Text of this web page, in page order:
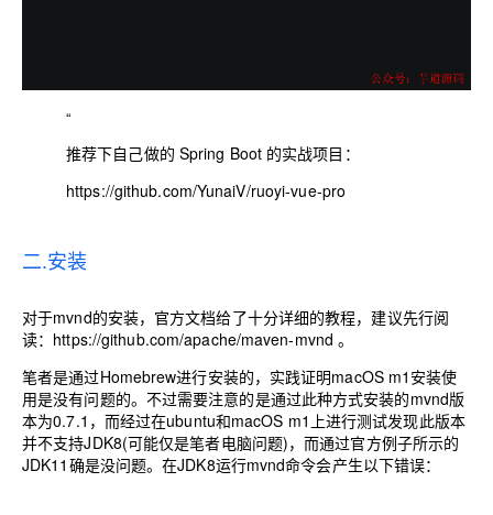
“
推荐下自己做的 Spring Boot 的实战项目：
https://github.com/YunaiV/ruoyi-vue-pro
二.安装
对于mvnd的安装，官方文档给了十分详细的教程，建议先行阅
读： https://github.com/apache/maven-mvnd 。
笔者是通过Homebrew进行安装的，实践证明macOS m1安装使
用是没有问题的。不过需要注意的是通过此种方式安装的mvnd版
本为0.7.1，而经过在ubuntu和macOS m1上进行测试发现此版本
并不支持JDK8(可能仅是笔者电脑问题)，而通过官方例子所示的
JDK11确是没问题。在JDK8运行mvnd命令会产生以下错误：